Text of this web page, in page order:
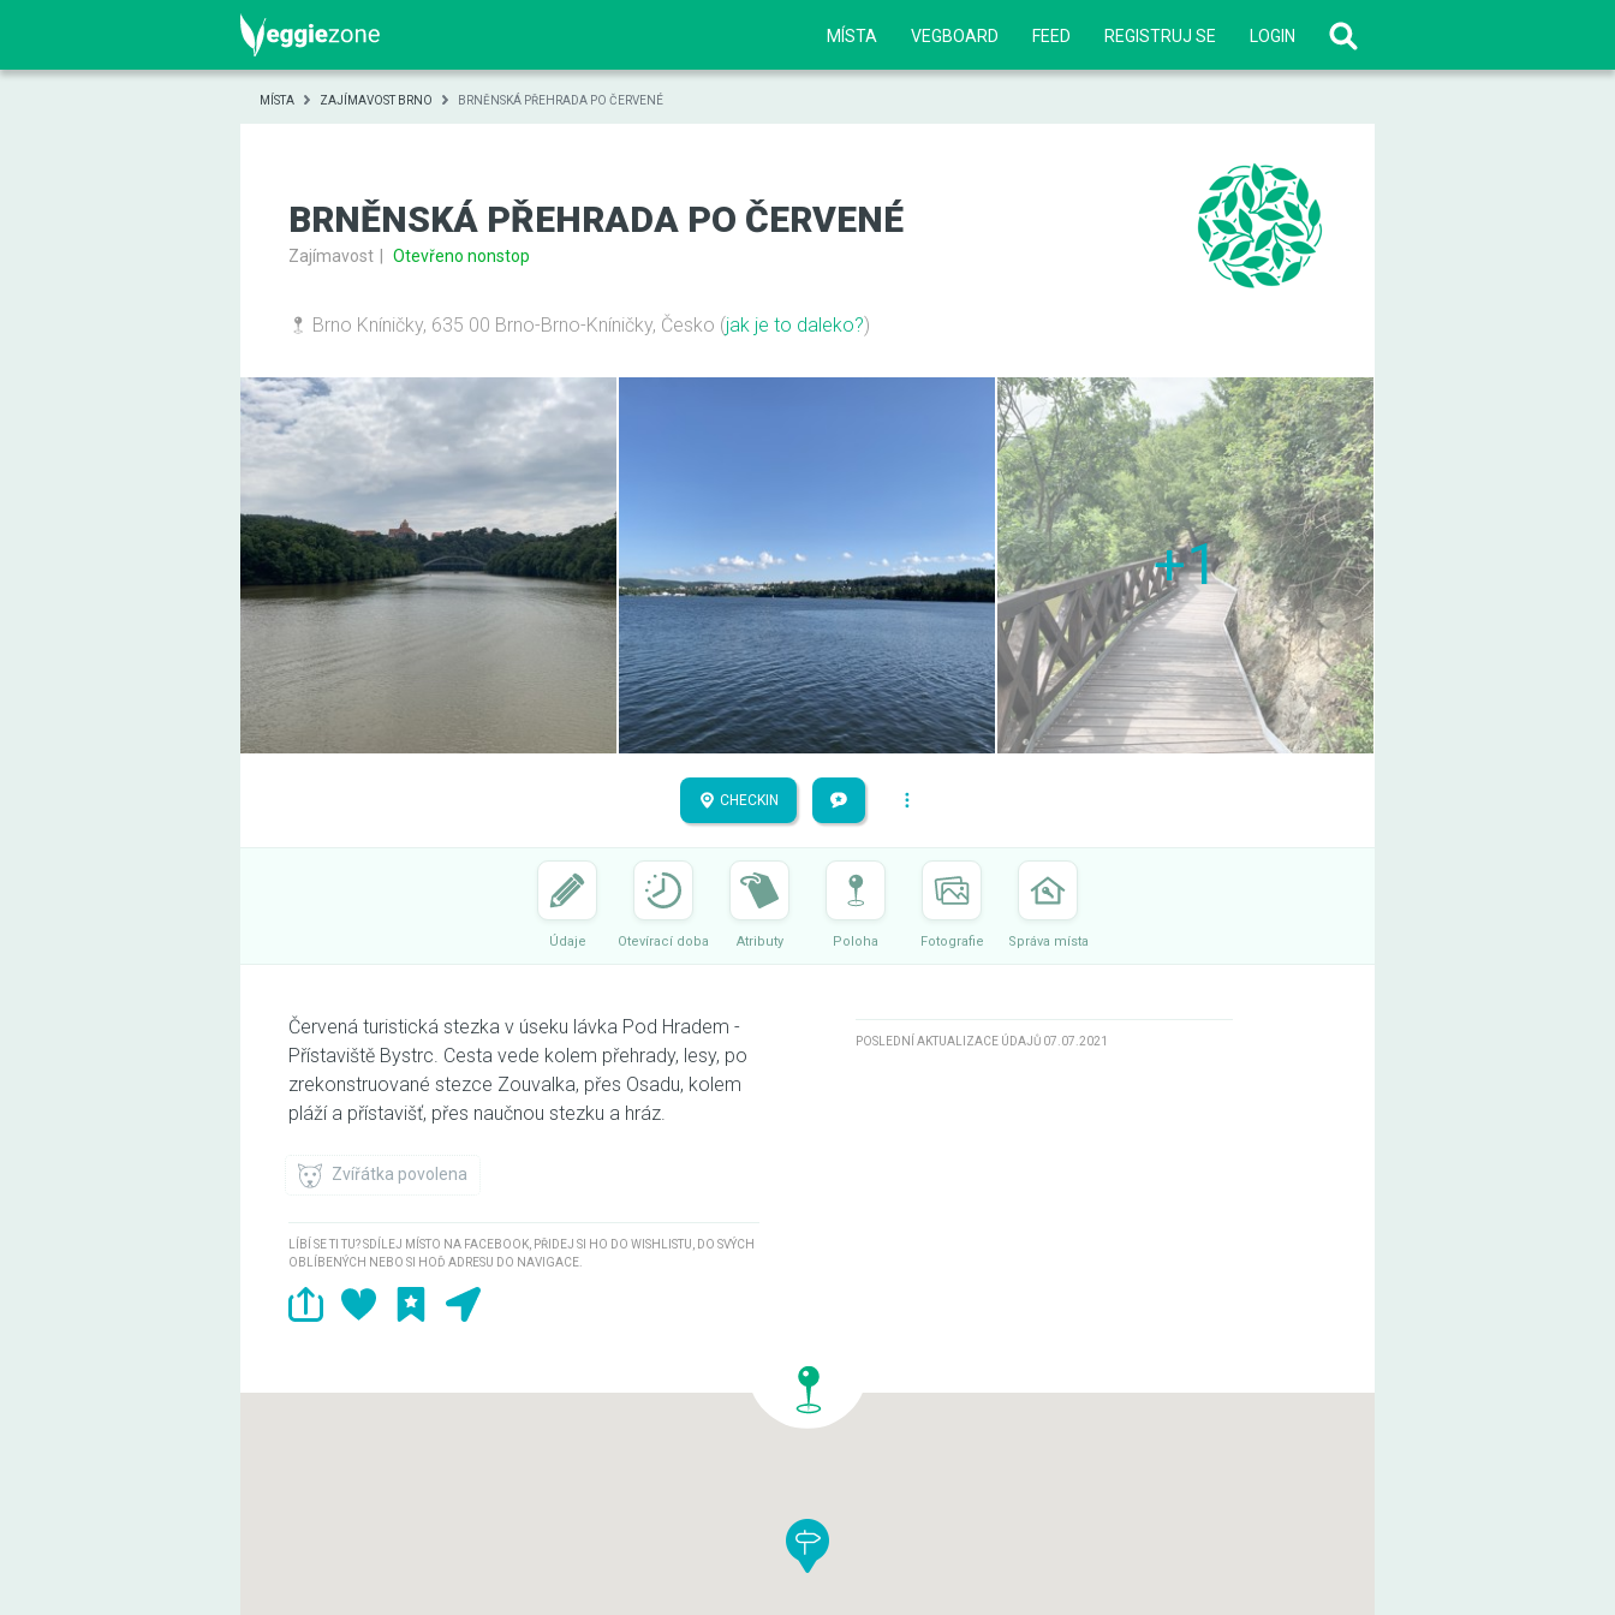
MÍSTA VEGBOARD FEED REGISTRUJ SE LOGIN
MÍSTA ZAJÍMAVOST BRNO BRNĚNSKÁ PŘEHRADA PO ČERVENÉ
BRNĚNSKÁ PŘEHRADA PO ČERVENÉ
Zajímavost Otevřeno nonstop
Brno Kníničky, 635 00 Brno-Brno-Kníničky, Česko (jak je to daleko?)
+1
CHECKIN
Údaje Otevírací doba Atributy Poloha Fotografie Správa místa
Červená turistická stezka v úseku lávka Pod Hradem -
Přístaviště Bystrc. Cesta vede kolem přehrady, lesy, po
zrekonstruované stezce Zouvalka, přes Osadu, kolem
pláží a přístavišť, přes naučnou stezku a hráz.
Zvířátka povolena
LÍBÍ SE TI TU? SDÍLEJ MÍSTO NA FACEBOOK, PŘIDEJ SI HO DO WISHLISTU, DO SVÝCH
OBLÍBENÝCH NEBO SI HOĎ ADRESU DO NAVIGACE.
POSLEDNÍ AKTUALIZACE ÚDAJŮ 07.07.2021